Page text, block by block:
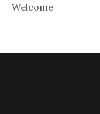
Welcome